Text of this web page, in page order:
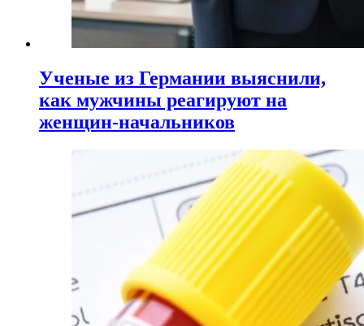
Ученые из Германии выяснили,
как мужчины реагируют на
женщин-начальников